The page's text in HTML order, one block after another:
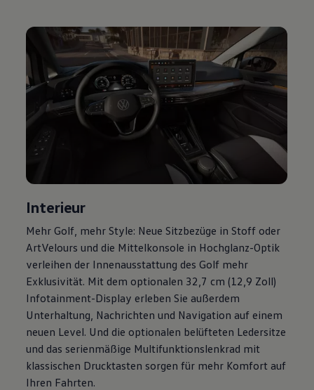
Vorgängermodelle
Kundeninformationen
Volkswagen Kundenbetreuung
Warn- und Kontrollleuchten
Assistenzsysteme
Digitale Betriebsanleitung
Live Beratung
Magazin
Lifestyle
Transport
Volkswagen Kundenbetreuung
Interieur
Mehr Golf , mehr Style: Neue Sitzbezüge in Stoff oder
ArtVelours und die Mittelkonsole in Hochglanz-Optik
verleihen der Innenausstattung des Golf mehr
Exklusivität. Mit dem optionalen 32,7 cm (12,9 Zoll)
Infotainment-Display erleben Sie außerdem
Unterhaltung, Nachrichten und Navigation auf einem
neuen Level. Und die optionalen belüfteten Ledersitze
und das serienmäßige Multifunktionslenkrad mit
klassischen Drucktasten sorgen für mehr Komfort auf
Ihren Fahrten.